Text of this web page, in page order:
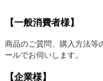
【一般消費者様】
商品のご質問、購入方法等
ールでお伺いします。
【企業様】